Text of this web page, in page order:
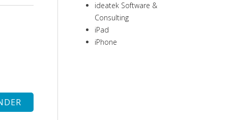
ideatek Software &
Consulting
iPad
iPhone